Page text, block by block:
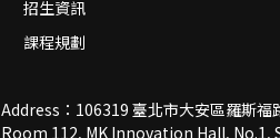
招生資訊
課程規劃
Address：106319 臺北市大安區羅斯福
Room 112, MK Innovation Hall, No.1,